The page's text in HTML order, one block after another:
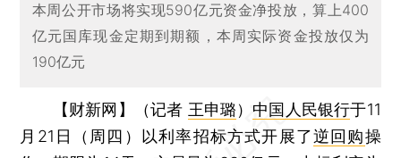
本周公开市场将实现590亿元资金净投放，算上400
亿元国库现金定期到期额，本周实际资金投放仅为
190亿元
【财新网】（记者 王申璐） 中国人民银行于11
月21日（周四）以利率招标方式开展了逆回购操